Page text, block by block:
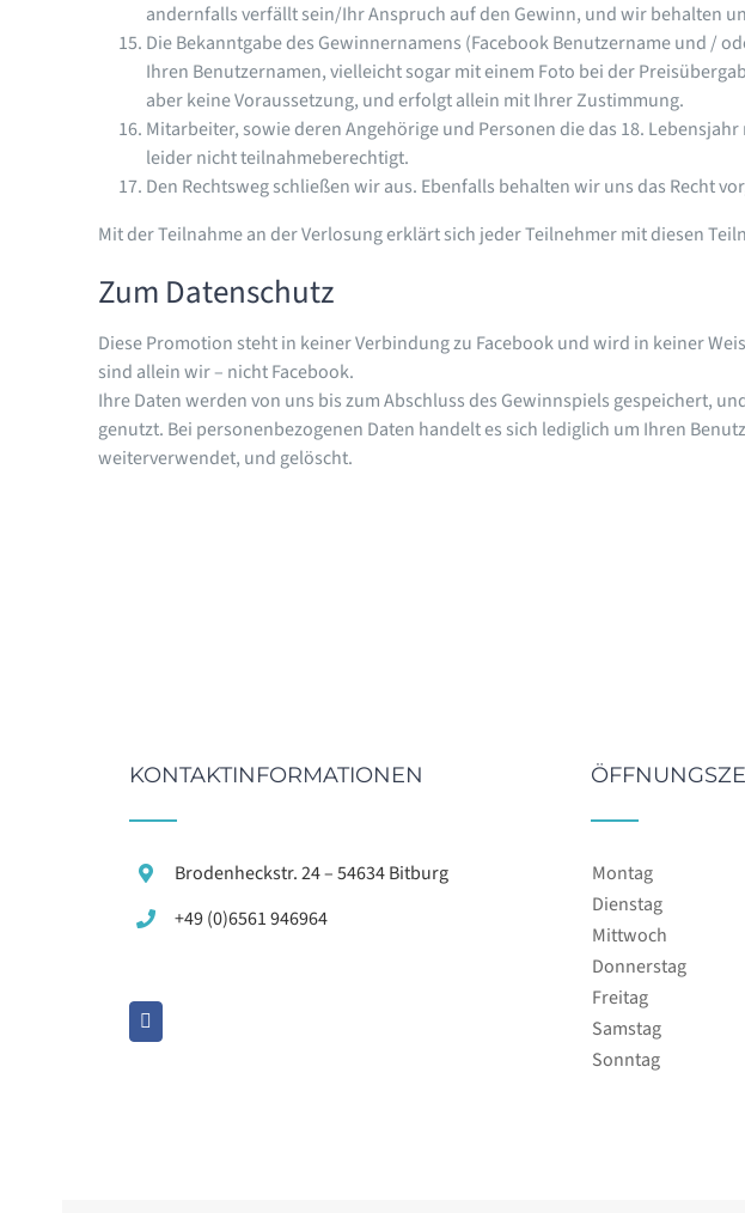
andernfalls verfällt sein/Ihr Anspruch auf den Gewinn, und wir behalten
Die Bekanntgabe des Gewinnernamens (Facebook Benutzername und /
Ihren Benutzernamen, vielleicht sogar mit einem Foto bei der
aber keine Voraussetzung, und erfolgt allein mit Ihrer Zustimmung.
Mitarbeiter, sowie deren Angehörige und Personen die das 18.
leider nicht teilnahmeberechtigt.
Den Rechtsweg schließen wir aus. Ebenfalls behalten wir uns das Recht
Mit der Teilnahme an der Verlosung erklärt sich jeder Teilnehmer mit diesen
Zum Datenschutz
Diese Promotion steht in keiner Verbindung zu Facebook und wird in keiner
sind allein wir – nicht Facebook.
Ihre Daten werden von uns bis zum Abschluss des Gewinnspiels gespeichert,
genutzt. Bei personenbezogenen Daten handelt es sich lediglich um Ihren
weiterverwendet, und gelöscht.
KONTAKTINFORMATIONEN
Brodenheckstr. 24 – 54634 Bitburg
+49 (0)6561 946964
Montag
Dienstag
Mittwoch
Donnerstag
Freitag
Samstag
Sonntag